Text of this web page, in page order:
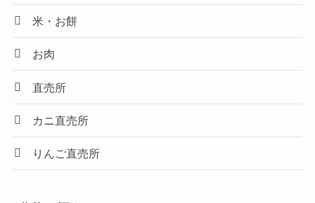
米・お餅
お肉
直売所
カニ直売所
りんご直売所